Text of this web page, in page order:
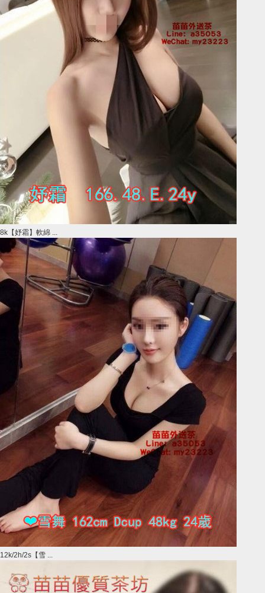
8k【妤霜】軟綿 ...
12k/2h/2s【雪 ...